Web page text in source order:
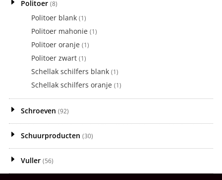
Politoer (8)
Politoer blank (1)
Politoer mahonie (1)
Politoer oranje (1)
Politoer zwart (1)
Schellak schilfers blank (1)
Schellak schilfers oranje (1)
Schroeven (92)
Schuurproducten (30)
Vuller (56)